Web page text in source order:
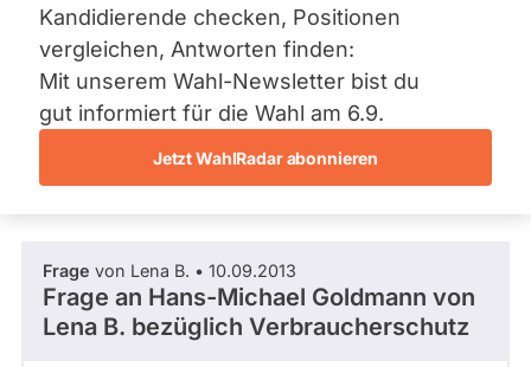
Saarland
Sachsen
Sachsen-Anhalt
Sachsen-Anhalt
Schleswig-Holstein
Thüringen
Archiv
Spenden
Kandidierende checken, Positionen
vergleichen, Antworten finden:
Mit unserem Wahl-Newsletter bist du
gut informiert für die Wahl am 6.9.
Jetzt WahlRadar abonnieren
Die Fragefunktion ist für diese Person
derzeit nicht aktiv.
Politiker:innen
aktiven
oder
Mandaten
können
Fragen und Antworten
Frage von Lena B. • 10.09.2013
Frage an Hans-Michael Goldmann von
Lena B. bezüglich Verbraucherschutz